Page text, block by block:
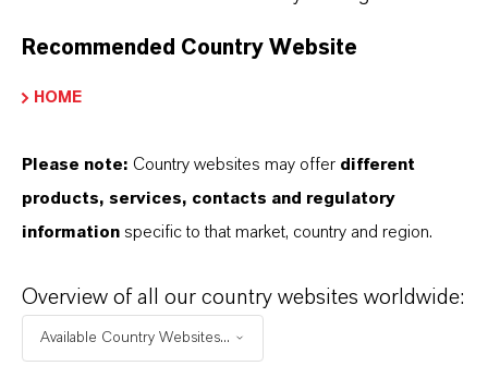
Mehr erfahren
Recommended Country Website
HOME
Please note: Country websites may offer different
products, services, contacts and regulatory
information specific to that market, country and region.
Overview of all our country websites worldwide:
Available Country Websites...